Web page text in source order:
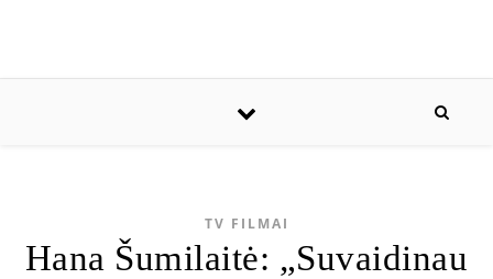
TV FILMAI
Hana Šumilaitė: „Suvaidinau